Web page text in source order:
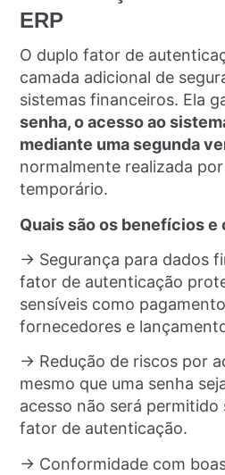
ERP
O duplo fator de
camada adicional de
sistemas financeiros. Ela
senha, o acesso ao
mediante uma segunda
normalmente realizada
temporário.
Quais são os benefícios e
→ Segurança para dados
fator de autenticação
sensíveis como
fornecedores e
→ Redução de riscos por
mesmo que uma senha
acesso não será permitido
fator de autenticação.
→ Conformidade com